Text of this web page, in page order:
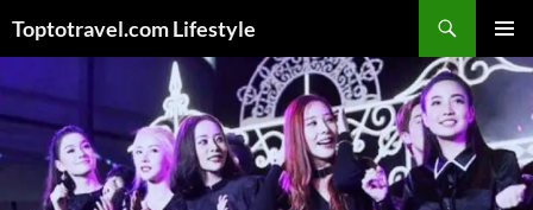
Toptotravel.com Lifestyle
MENU